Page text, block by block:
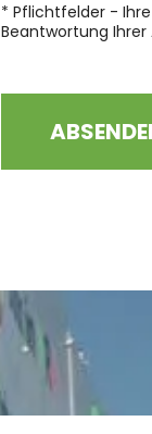
* Pflichtfelder -
Beantwortung